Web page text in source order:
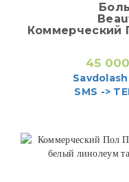
Коммерческий
45
SMS ->